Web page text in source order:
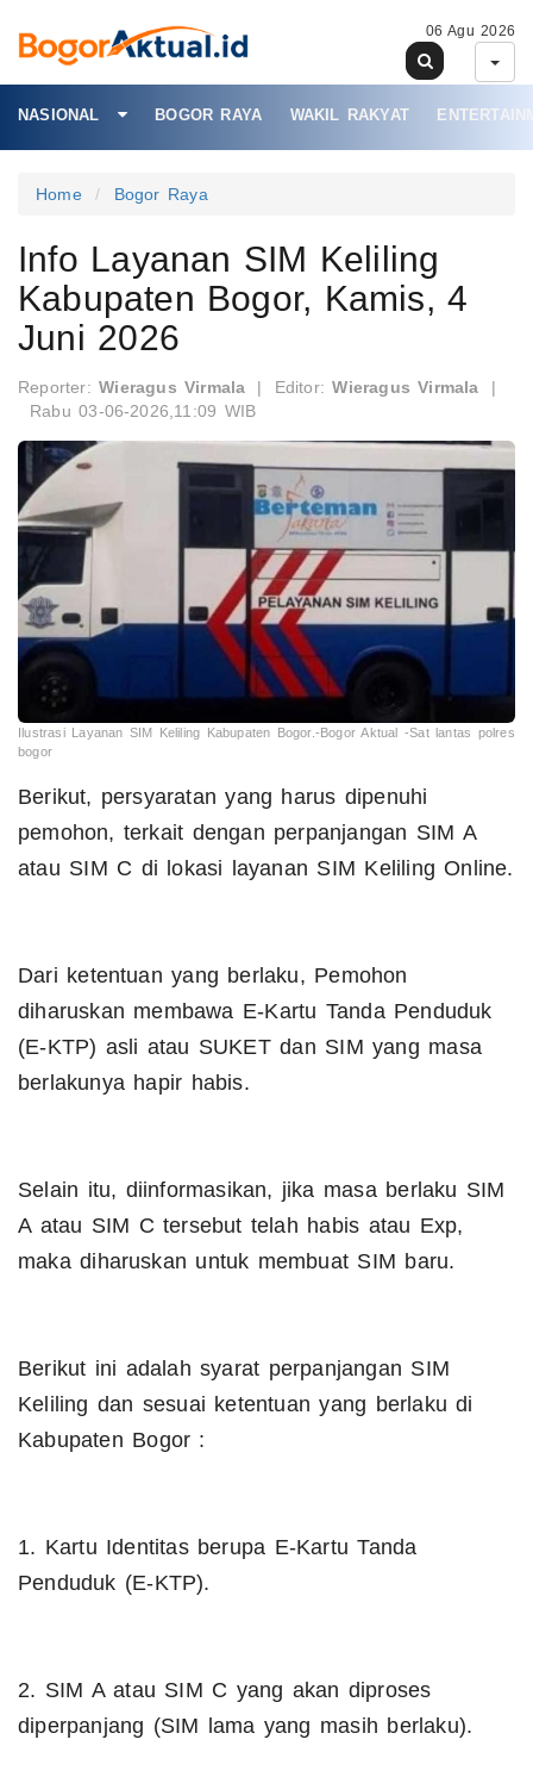
06 Agu 2026
NASIONAL BOGOR RAYA WAKIL RAKYAT
Home Bogor Raya
Info Layanan SIM Keliling
Kabupaten Bogor, Kamis, 4
Juni 2026
Reporter:Wieragus Virmala | Editor:Wieragus Virmala
|
Rabu 03-06-2026,11:09 WIB
Ilustrasi Layanan SIM Keliling Kabupaten Bogor.-Bogor Aktual -Sat lantas polres
bogor
Berikut, persyaratan yang harus dipenuhi
pemohon, terkait dengan perpanjangan SIM A
atau SIM C di lokasi layanan SIM Keliling Online.
Dari ketentuan yang berlaku, Pemohon
diharuskan membawa E-Kartu Tanda Penduduk
(E-KTP) asli atau SUKET dan SIM yang masa
berlakunya hapir habis.
Selain itu, diinformasikan, jika masa berlaku SIM
A atau SIM C tersebut telah habis atau Exp,
maka diharuskan untuk membuat SIM baru.
Berikut ini adalah syarat perpanjangan SIM
Keliling dan sesuai ketentuan yang berlaku di
Kabupaten Bogor :
1. Kartu Identitas berupa E-Kartu Tanda
Penduduk (E-KTP).
2. SIM A atau SIM C yang akan diproses
diperpanjang (SIM lama yang masih berlaku).